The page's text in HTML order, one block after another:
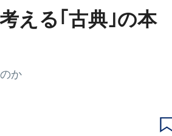
える｢古典｣の本
か